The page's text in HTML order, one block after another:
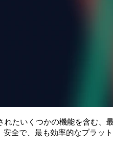
れたいくつかの機能を含む、
全で、最も効率的なプラッ